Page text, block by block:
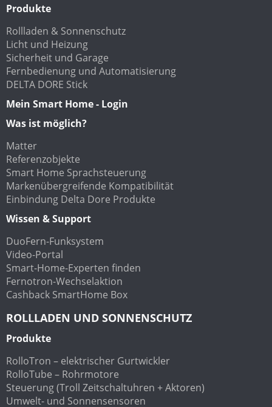
Produkte
Rollladen & Sonnenschutz
Licht und Heizung
Sicherheit und Garage
Fernbedienung und Automatisierung
DELTA DORE Stick
Mein Smart Home - Login
Was ist möglich?
Matter
Referenzobjekte
Smart Home Sprachsteuerung
Markenübergreifende Kompatibilität
Einbindung Delta Dore Produkte
Wissen & Support
DuoFern-Funksystem
Video-Portal
Smart-Home-Experten finden
Fernotron-Wechselaktion
Cashback SmartHome Box
ROLLLADEN UND SONNENSCHUTZ
Produkte
RolloTron – elektrischer Gurtwickler
RolloTube – Rohrmotore
Steuerung (Troll Zeitschaltuhren + Aktoren)
Umwelt- und Sonnensensoren